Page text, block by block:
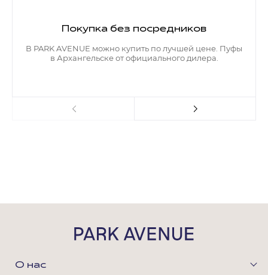
Обратная связь
Покупка без посредников
В PARK AVENUE можно купить по лучшей цене. Пуфы
в Архангельске от официального дилера.
О нас